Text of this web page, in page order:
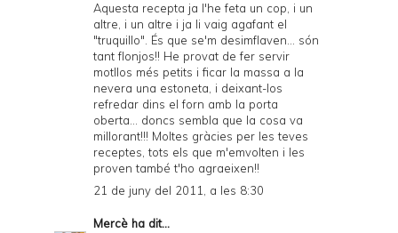
Aquesta recepta ja l'he feta un cop, i un
altre, i un altre i ja li vaig agafant el
"truquillo". És que se'm desimflaven... són
tant flonjos!! He provat de fer servir
motllos més petits i ficar la massa a la
nevera una estoneta, i deixant-los
refredar dins el forn amb la porta
oberta... doncs sembla que la cosa va
millorant!!! Moltes gràcies per les teves
receptes, tots els que m'emvolten i les
proven també t'ho agraeixen!!
21 de juny del 2011, a les 8:30
Mercè ha dit...